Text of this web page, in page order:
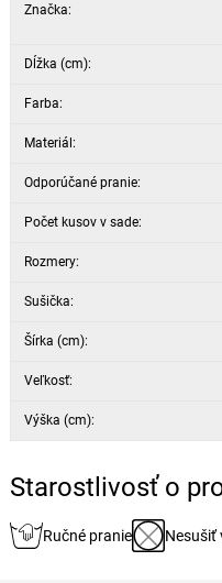
Značka:
Dĺžka (cm):
Farba:
Materiál:
Odporúčané pranie:
Počet kusov v sade:
Rozmery:
Sušička:
Šírka (cm):
Veľkosť:
Výška (cm):
Starostlivosť o
Ručné pranie Nesušiť